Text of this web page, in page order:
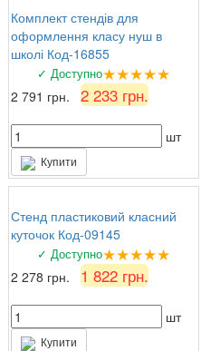
Комплект стендів для
оформлення класу нуш в
школі Код-16855
✓ Доступно★★★★★
2 791 грн. 2 233 грн.
шт
Купити
Стенд пластиковий класний
куточок Код-09145
✓ Доступно★★★★★
2 278 грн. 1 822 грн.
шт
Купити